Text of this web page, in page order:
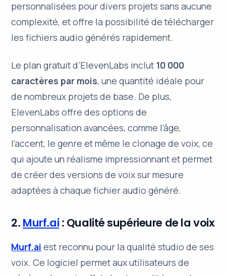
personnalisées pour divers projets sans aucune
complexité, et offre la possibilité de télécharger
les fichiers audio générés rapidement.
Le plan gratuit d’ElevenLabs inclut 10 000
caractères par mois, une quantité idéale pour
de nombreux projets de base. De plus,
ElevenLabs offre des options de
personnalisation avancées, comme l’âge,
l’accent, le genre et même le clonage de voix, ce
qui ajoute un réalisme impressionnant et permet
de créer des versions de voix sur mesure
adaptées à chaque fichier audio généré.
2.Murf.ai: Qualité supérieure de la voix
Murf.ai est reconnu pour laqualité studio de ses
voix. Ce logiciel permet aux utilisateurs de